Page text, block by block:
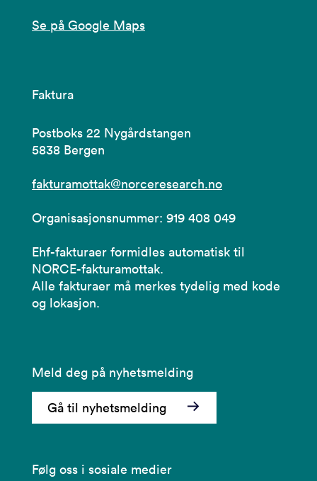
Se på Google Maps
Faktura
Postboks 22 Nygårdstangen
5838 Bergen
fakturamottak@norceresearch.no
Organisasjonsnummer: 919 408 049
Ehf-fakturaer formidles automatisk til
NORCE-fakturamottak.
Alle fakturaer må merkes tydelig med kode
og lokasjon.
Meld deg på nyhetsmelding
Gå til nyhetsmelding
Følg oss i sosiale medier